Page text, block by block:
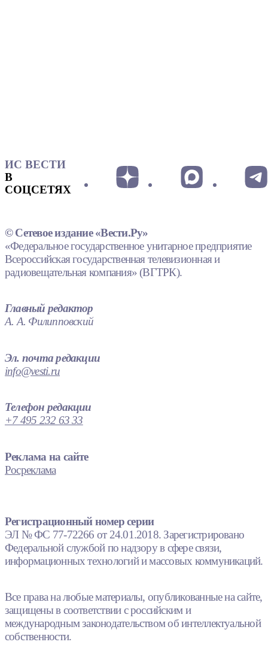
ИС ВЕСТИ
В
СОЦСЕТЯХ
© Сетевое издание «Вести.Ру»
«Федеральное государственное унитарное предприятие
Всероссийская государственная телевизионная и
радиовещательная компания» (ВГТРК).
Главный редактор
А. А. Филипповский
Эл. почта редакции
info@vesti.ru
Телефон редакции
+7 495 232 63 33
Реклама на сайте
Росреклама
Регистрационный номер серии
ЭЛ № ФС 77-72266 от 24.01.2018. Зарегистрировано
Федеральной службой по надзору в сфере связи,
информационных технологий и массовых коммуникаций.
Все права на любые материалы, опубликованные на сайте,
защищены в соответствии с российским и
международным законодательством об интеллектуальной
собственности.